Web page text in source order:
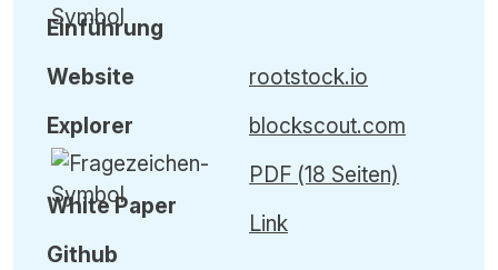
Einführung
Website
Explorer
White Paper
Github
rootstock.io
blockscout.com
PDF (18 Seiten)
Link